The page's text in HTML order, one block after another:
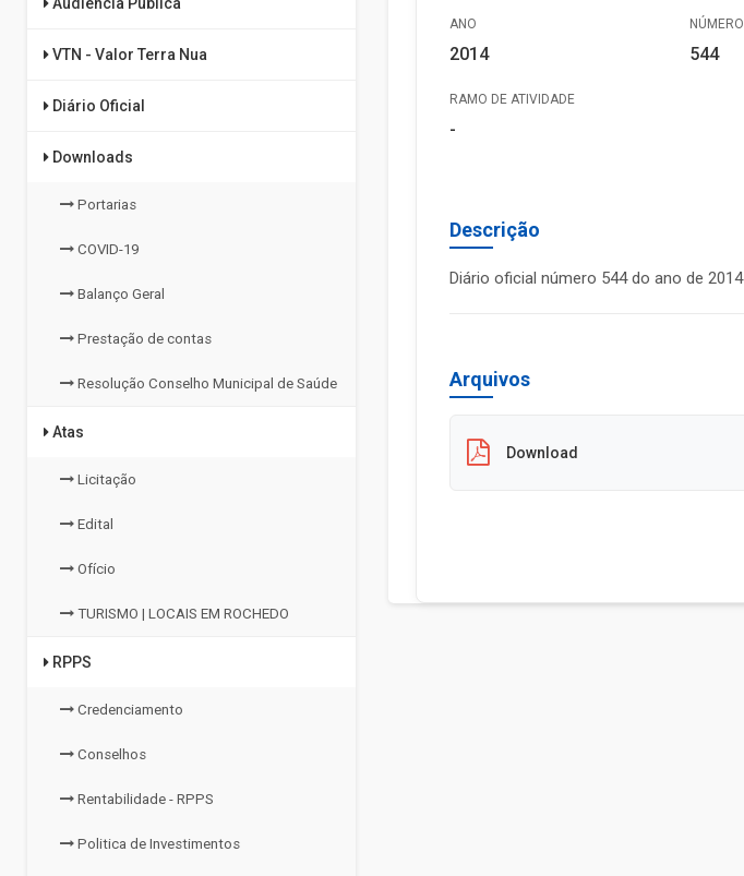
VTN - Valor Terra Nua
Diário Oficial
Downloads
Portarias
COVID-19
Balanço Geral
Prestação de contas
Resolução Conselho Municipal de Saúde
Atas
Licitação
Edital
Ofício
TURISMO | LOCAIS EM ROCHEDO
RPPS
Credenciamento
Conselhos
Rentabilidade - RPPS
Politica de Investimentos
ANO
2014
NÚMERO
544
RAMO DE ATIVIDADE
-
Descrição
Diário oficial número 544 do ano de 2014
Arquivos
Download